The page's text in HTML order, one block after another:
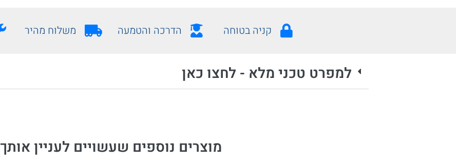
קניה בטוחה הדרכה והטמעה משלוח מהיר
למפרט טכני מלא - לחצו כאן
מוצרים נוספים שעשויים לעניין אותך